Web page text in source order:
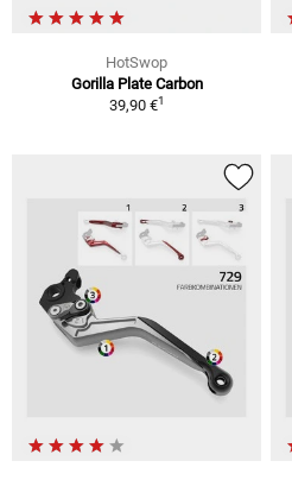
HotSwop
Gorilla Plate Carbon
39,90 €1